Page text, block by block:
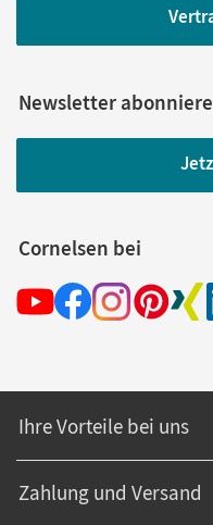
Newsletter
Cornelsen bei
Ihre Vorteile bei uns
Zahlung und Versand